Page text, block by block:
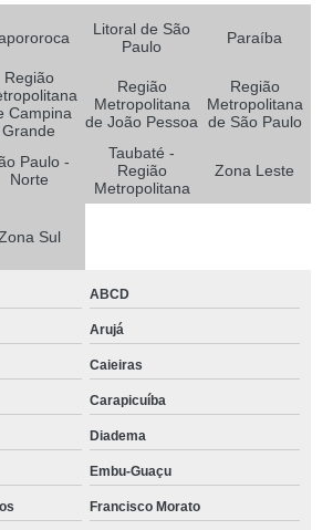
SCS
Água Rasa
oxigenoterapia hiperbárica SCS
Jandira
hiperbárica Cruzeiro
oxigenoterapia Jambeiro
terapia hiperbárica Lapa
hiperbárica Ibiúna
Lapa
Litoral de São
Paulo
Paraíba
Região
Campina
Grande
Região
Metropolitana
de João Pessoa
Região
Metropolitana
de São Paulo
Paulo -
Norte
Taubaté -
Região
Metropolitana
Zona Leste
Sul
ABCD
Arujá
Caieiras
Carapicuíba
Diadema
Embu-Guaçu
Francisco Morato